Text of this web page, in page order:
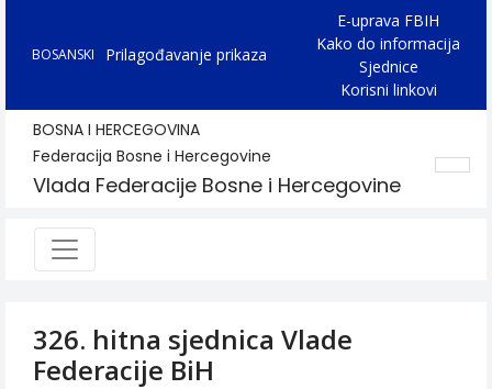
BOSANSKI Prilagođavanje prikaza
E-uprava FBIH
Kako do informacija
Sjednice
Korisni linkovi
BOSNA I HERCEGOVINA
Federacija Bosne i Hercegovine
Vlada Federacije Bosne i Hercegovine
326. hitna sjednica Vlade
Federacije BiH